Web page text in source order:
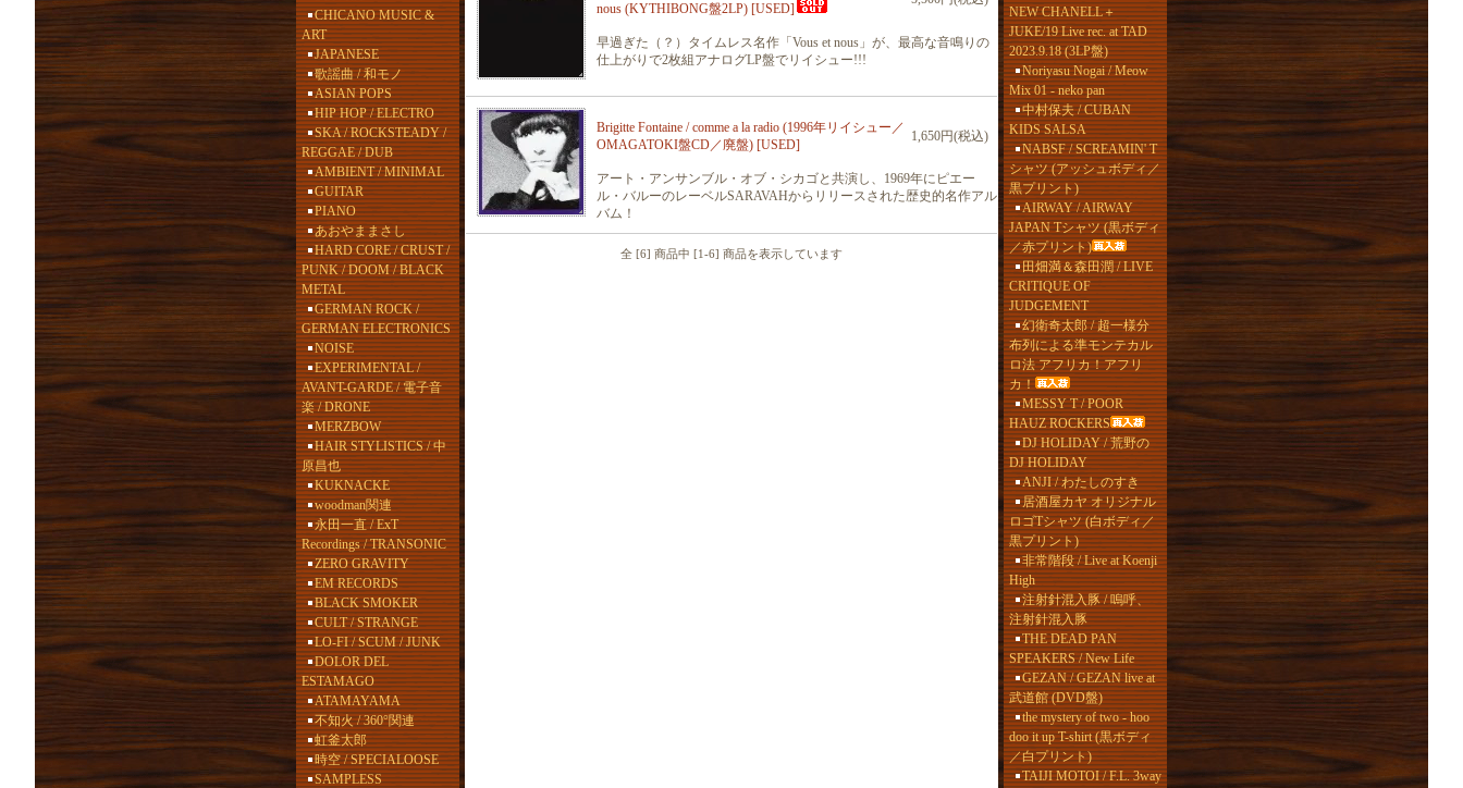
CHICANO MUSIC &
ART
JAPANESE
歌謡曲 / 和モノ
ASIAN POPS
HIP HOP / ELECTRO
SKA / ROCKSTEADY /
REGGAE / DUB
AMBIENT / MINIMAL
GUITAR
PIANO
あおやままさし
HARD CORE / CRUST /
PUNK / DOOM / BLACK
METAL
GERMAN ROCK /
GERMAN ELECTRONICS
NOISE
EXPERIMENTAL /
AVANT-GARDE / 電子音
楽 / DRONE
MERZBOW
HAIR STYLISTICS / 中
原昌也
KUKNACKE
woodman関連
永田一直 / ExT
Recordings / TRANSONIC
ZERO GRAVITY
EM RECORDS
BLACK SMOKER
CULT / STRANGE
LO-FI / SCUM / JUNK
DOLOR DEL
ESTAMAGO
ATAMAYAMA
不知火 / 360°関連
虹釜太郎
時空 / SPECIALOOSE
SAMPLESS
nous (KYTHIBONG盤2LP) [USED]
早過ぎた（？）タイムレス名作「Vous et nous」が、最高な音鳴りの
仕上がりで2枚組アナログLP盤でリイシュー!!!
Brigitte Fontaine / comme a la radio (1996年リイシュー／
OMAGATOKI盤CD／廃盤) [USED]
1,650円(税込)
アート・アンサンブル・オブ・シカゴと共演し、1969年にピエー
ル・バルーのレーベルSARAVAHからリリースされた歴史的名作アル
バム！
全 [6] 商品中 [1-6] 商品を表示しています
NEW CHANELL＋
JUKE/19 Live rec. at TAD
2023.9.18 (3LP盤)
Noriyasu Nogai / Meow
Mix 01 - neko pan
中村保夫 / CUBAN
KIDS SALSA
NABSF / SCREAMIN' T
シャツ (アッシュボディ／
黒プリント)
AIRWAY / AIRWAY
JAPAN Tシャツ (黒ボディ
／赤プリント)
田畑満＆森田潤 / LIVE
CRITIQUE OF
JUDGEMENT
幻衛奇太郎 / 超一様分
布列による準モンテカル
ロ法 アフリカ！アフリ
カ！
MESSY T / POOR
HAUZ ROCKERS
DJ HOLIDAY / 荒野の
DJ HOLIDAY
ANJI / わたしのすき
居酒屋カヤ オリジナル
ロゴTシャツ (白ボディ／
黒プリント)
非常階段 / Live at Koenji
High
注射針混入豚 / 嗚呼、
注射針混入豚
THE DEAD PAN
SPEAKERS / New Life
GEZAN / GEZAN live at
武道館 (DVD盤)
the mystery of two - hoo
doo it up T-shirt (黒ボディ
／白プリント)
TAIJI MOTOI / F.L. 3way